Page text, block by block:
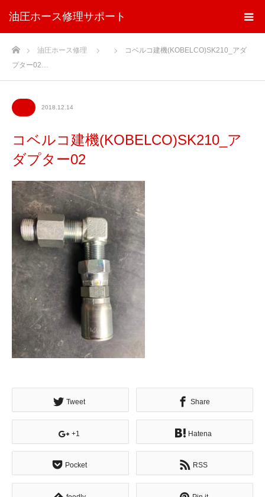
油圧ホース修理サポート
ホーム油圧ホース修理
コベルコ建機(KOBELCO)SK210_アダ
プター02…
2018.12.14
コベルコ建機(KOBELCO)SK210_ア
ダプター02
Tweet Share
+1 Hatena
Pocket RSS